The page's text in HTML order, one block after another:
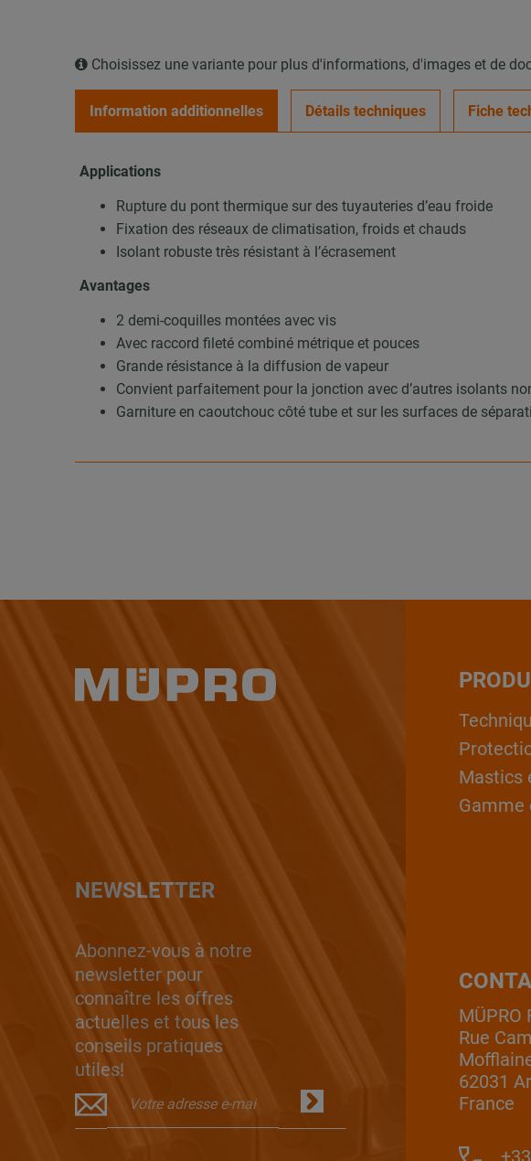
Choisissez une variante pour plus d'informations, d'images et de
Information additionnelles Détails techniques Fiche
Applications
Rupture du pont thermique sur des tuyauteries d’eau froide
Fixation des réseaux de climatisation, froids et chauds
Isolant robuste très résistant à l’écrasement
Avantages
2 demi-coquilles montées avec vis
Avec raccord fileté combiné métrique et pouces
Grande résistance à la diffusion de vapeur
Convient parfaitement pour la jonction avec d’autres isolants
Garniture en caoutchouc côté tube et sur les surfaces de
NEWSLETTER
Abonnez-vous à notre
newsletter pour
connaître les offres
actuelles et tous les
conseils pratiques
utiles!
Mastics
Gamme
MÜPRO
Rue
62031
France